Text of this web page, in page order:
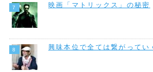
映画「マトリックス」の秘密
興味本位で全ては繋がってい